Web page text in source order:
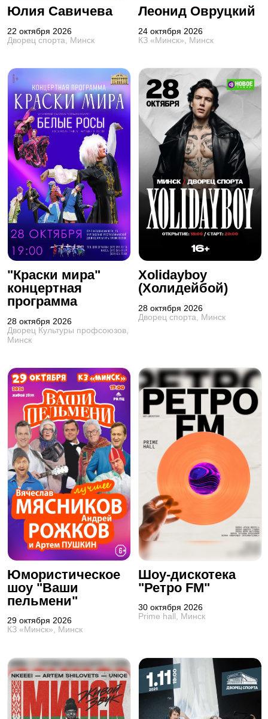
Юлия Савичева
22 октября 2026
Дворец спорта, Минск
Леонид Овруцкий
24 октября 2026
КЗ «Минск», Минск
"Краски мира"
концертная
программа
28 октября 2026
Дворец Культуры профсоюзов,
Минск
Xolidayboy
(Холидейбой)
28 октября 2026
Дворец спорта, Минск
Юмористическое
шоу "Ваши
пельмени"
29 октября 2026
КЗ «Минск», Минск
Шоу-дискотека
"Ретро FM"
30 октября 2026
Prime hall, Минск